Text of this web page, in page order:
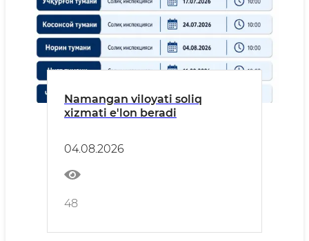
Namangan viloyati soliq
xizmati e'lon beradi
04.08.2026
48